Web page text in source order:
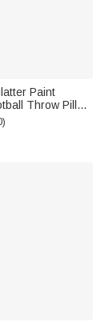
Paint
Throw Pillow
og nummer
Bursdag
Ballelskere